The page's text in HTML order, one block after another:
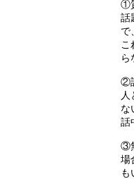
①
話
で
こ
ら
②
な
話
③
場
も